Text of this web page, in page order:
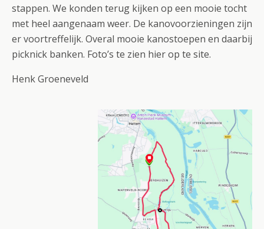
stappen. We konden terug kijken op een mooie tocht
met heel aangenaam weer. De kanovoorzieningen zijn
er voortreffelijk. Overal mooie kanostoepen en daarbij
picknick banken. Foto’s te zien hier op te site.
Henk Groeneveld